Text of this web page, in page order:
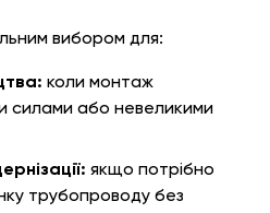
вибором для:
коли монтаж
силами або невеликими
якщо потрібно
трубопроводу без